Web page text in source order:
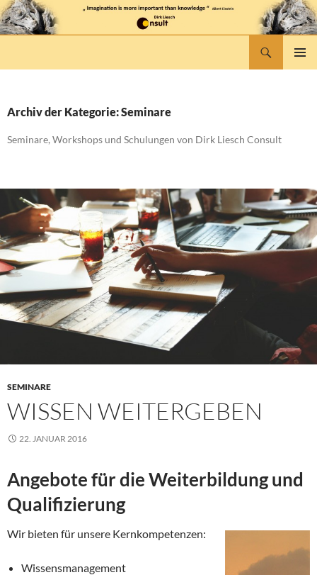
Archiv der Kategorie: Seminare
Seminare, Workshops und Schulungen von Dirk Liesch Consult
SEMINARE
WISSEN WEITERGEBEN
22. JANUAR 2016
Angebote für die Weiterbildung und
Qualifizierung
Wir bieten für unsere Kernkompetenzen:
Wissensmanagement